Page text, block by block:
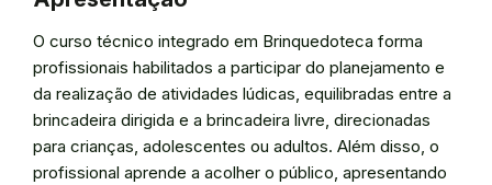
O curso técnico integrado em Brinquedoteca forma
profissionais habilitados a participar do planejamento e
da realização de atividades lúdicas, equilibradas entre a
brincadeira dirigida e a brincadeira livre, direcionadas
para crianças, adolescentes ou adultos. Além disso, o
profissional aprende a acolher o público, apresentando